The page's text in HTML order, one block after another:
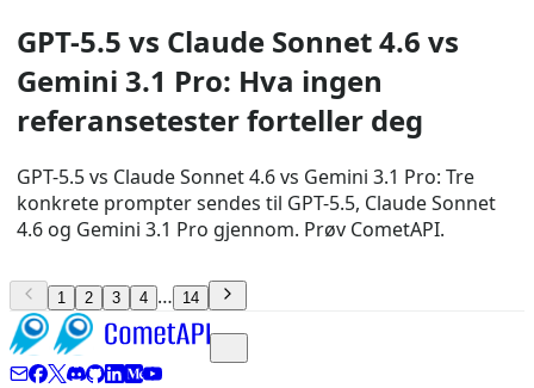
GPT-5.5 vs Claude Sonnet 4.6 vs
Gemini 3.1 Pro: Hva ingen
referansetester forteller deg
GPT-5.5 vs Claude Sonnet 4.6 vs Gemini 3.1 Pro: Tre
konkrete prompter sendes til GPT-5.5, Claude Sonnet
4.6 og Gemini 3.1 Pro gjennom. Prøv CometAPI.
1 2 3 4 … 14